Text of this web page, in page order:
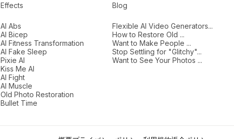
Effects
AI Abs
AI Bicep
AI Fitness Transformation
AI Fake Sleep
Pixie AI
Kiss Me AI
AI Fight
AI Muscle
Old Photo Restoration
Bullet Time
Blog
Flexible AI Video Generators...
How to Restore Old ...
Want to Make People ...
Stop Settling for "Glitchy"...
Want to See Your Photos ...
拒否する 同意する